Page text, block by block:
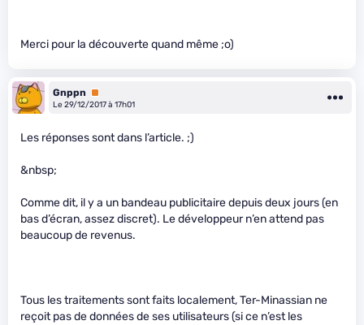
Merci pour la découverte quand même ;o)
Gnppn
Premium
Le 29/12/2017 à 17h01
Les réponses sont dans l’article. ;)
&nbsp;
Comme dit, il y a un bandeau publicitaire depuis deux jours (en
bas d’écran, assez discret). Le développeur n’en attend pas
beaucoup de revenus.
Tous les traitements sont faits localement, Ter-Minassian ne
reçoit pas de données de ses utilisateurs (si ce n’est les